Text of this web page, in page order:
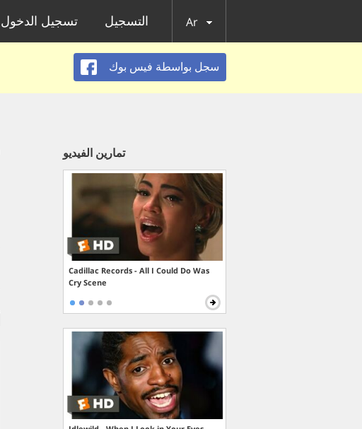
تسجيل الدخول التسجيل Ar
سجل بواسطة فيس بوك
تمارين الفيديو
Cadillac Records - All I Could Do Was
Cry Scene